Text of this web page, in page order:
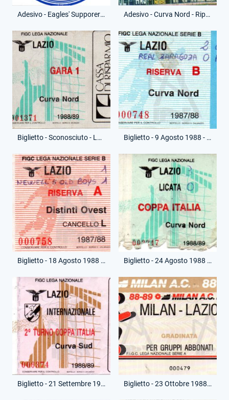
Adesivo - Eagles' Supporers - Il tifo ok Adesivo - Curva Nord - Riproduzione Moderna
Biglietto - Sconosciuto - Lazio-Gara 1 Biglietto - 9 Agosto 1988 - Amichevole - Lazio-Real Saragozza
Biglietto - 18 Agosto 1988 - Amichevole - Lazio-Newell's Old Boys Biglietto - 24 Agosto 1988 - Coppa Italia - Lazio-Licata
Biglietto - 21 Settembre 1988 - Coppa Italia - Lazio-Inter Biglietto - 23 Ottobre 1988 - Campionato Serie A - Milan-Lazio